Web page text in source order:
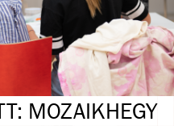
MOZAIKHEGY